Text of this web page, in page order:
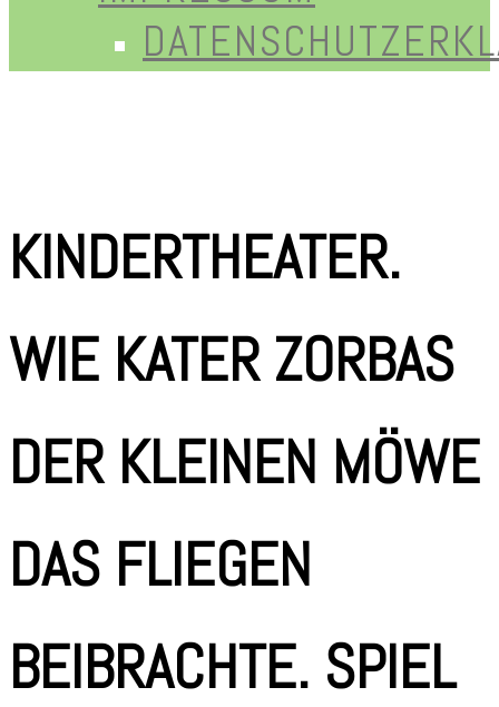
KINDERTHEATER.
WIE KATER ZORBAS
DER KLEINEN MÖWE
DAS FLIEGEN
BEIBRACHTE. SPIEL